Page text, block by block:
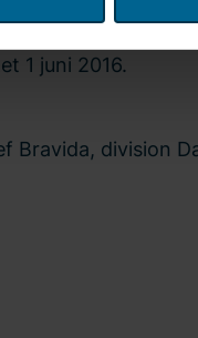
av dina
vi behandlar
ditt samtycke.
1 juni 2016.
Bravida, division